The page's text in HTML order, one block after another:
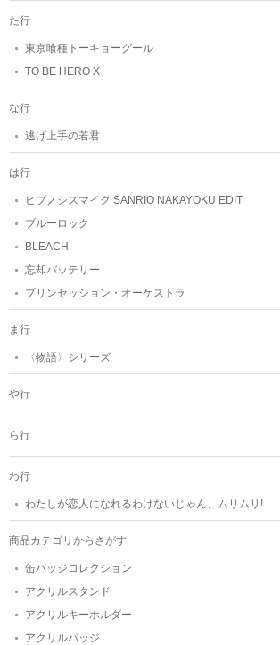
た行
東京喰種トーキョーグール
TO BE HERO X
な行
逃げ上手の若君
は行
ヒプノシスマイク SANRIO NAKAYOKU EDIT
ブルーロック
BLEACH
忘却バッテリー
プリンセッション・オーケストラ
ま行
〈物語〉シリーズ
や行
ら行
わ行
わたしが恋人になれるわけないじゃん、ムリムリ!
商品カテゴリからさがす
缶バッジコレクション
アクリルスタンド
アクリルキーホルダー
アクリルバッジ